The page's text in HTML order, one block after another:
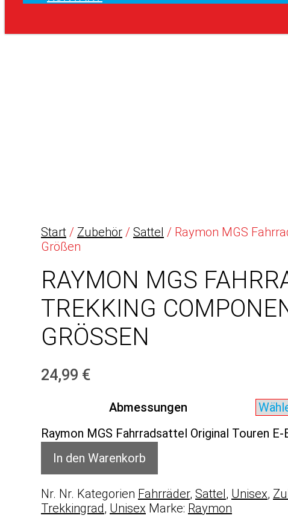
Start / Zubehör / Sattel / Raymon MGS
Größen
RAYMON MGS
TREKKING
GRÖSSEN
24,99 €
Abmessungen
Raymon MGS Fahrradsattel Original Touren
In den Warenkorb
Nr. Nr. Kategorien Fahrräder, Sattel, Unisex,
Trekkingrad, Unisex Marke: Raymon